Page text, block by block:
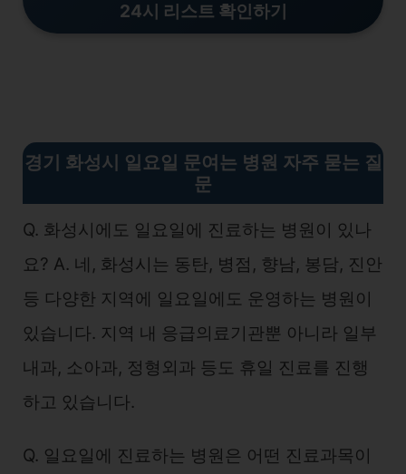
24시 리스트 확인하기
경기 화성시 일요일 문여는 병원 자주 묻는 질
문
Q. 화성시에도 일요일에 진료하는 병원이 있나
요? A. 네, 화성시는 동탄, 병점, 향남, 봉담, 진안
등 다양한 지역에 일요일에도 운영하는 병원이
있습니다. 지역 내 응급의료기관뿐 아니라 일부
내과, 소아과, 정형외과 등도 휴일 진료를 진행
하고 있습니다.
Q. 일요일에 진료하는 병원은 어떤 진료과목이